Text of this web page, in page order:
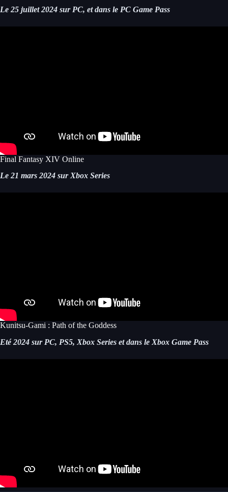
Le 25 juillet 2024 sur PC, et dans le PC Game Pass
Final Fantasy XIV Online
Le 21 mars 2024 sur Xbox Series
Kunitsu-Gami : Path of the Goddess
Eté 2024 sur PC, PS5, Xbox Series et dans le Xbox Game Pass